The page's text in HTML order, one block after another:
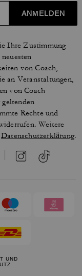
ANMELDEN
Ihre Zustimmung
von Coach,
an Veranstaltungen,
von Coach
Rechte und
Weitere
Datenschutzerklärung.
UND